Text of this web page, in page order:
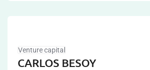
Venture capital
CARLOS BESOY